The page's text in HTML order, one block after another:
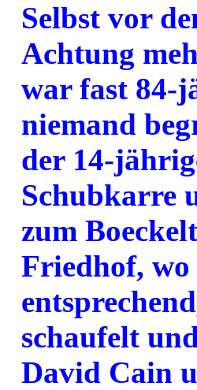
Selbst vor
Achtung
war fast 84-
niemand
der 14-
Schubkarre
zum
Friedhof, wo
schaufelt
David Cain